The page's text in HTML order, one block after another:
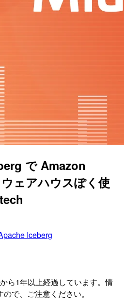
で Amazon
ェアハウスぽく使
Iceberg
ら1年以上経過しています。情
で、ご注意ください。